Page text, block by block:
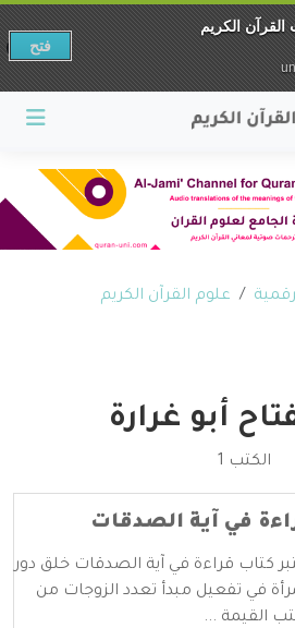
علوم القرآن الكريم
أبو غرارة
الكتب 1
في آية الصدقات
كتاب قراءة في آية الصدقات خلق دور
في تفعيل مبدأ تعدد الزوجات من
القيمة ...
القرآن الكريم
فتح